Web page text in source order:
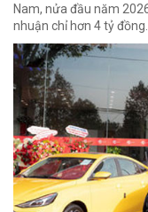
Nam, nửa đầu năm
nhuận chỉ hơn 4 tỷ đồng.